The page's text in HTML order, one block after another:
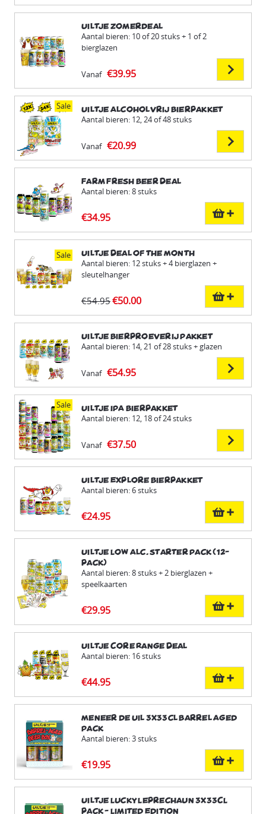
Uiltje Zomerdeal
Aantal bieren: 10 of 20 stuks + 1 of 2
bierglazen
Vanaf €39.95
Sale Uiltje Alcoholvrij Bierpakket
Aantal bieren: 12, 24 of 48 stuks
Vanaf €20.99
Farm Fresh Beer Deal
Aantal bieren: 8 stuks
€34.95
Sale Uiltje Deal of the Month
Aantal bieren: 12 stuks + 4 bierglazen +
sleutelhanger
€54.95€50.00
Uiltje Bierproeverij Pakket
Aantal bieren: 14, 21 of 28 stuks + glazen
Vanaf €54.95
Sale Uiltje IPA Bierpakket
Aantal bieren: 12, 18 of 24 stuks
Vanaf €37.50
Uiltje Explore Bierpakket
Aantal bieren: 6 stuks
€24.95
Uiltje Low Alc. Starter Pack (12-
pack)
Aantal bieren: 8 stuks + 2 bierglazen +
speelkaarten
€29.95
Uiltje Core Range Deal
Aantal bieren: 16 stuks
€44.95
Meneer de Uil 3x33cl Barrel Aged
Pack
Aantal bieren: 3 stuks
€19.95
Uiltje Lucky Leprechaun 3x33CL
pack - Limited Edition